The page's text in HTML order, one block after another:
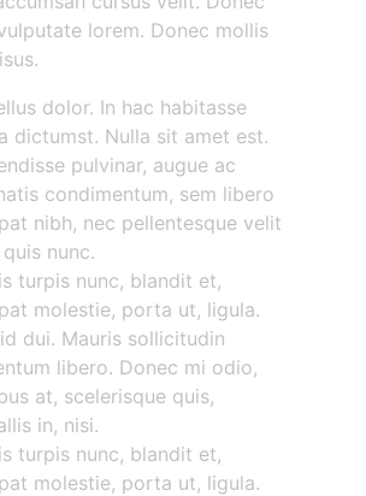
lorem. Donec mollis
dolor. In hac habitasse
dictumst. Nulla sit amet est.
pulvinar, augue ac
condimentum, sem libero
nibh, nec pellentesque velit
nunc.
turpis nunc, blandit et,
molestie, porta ut, ligula.
dui. Mauris sollicitudin
libero. Donec mi odio,
at, scelerisque quis,
in, nisi.
turpis nunc, blandit et,
molestie, porta ut, ligula.